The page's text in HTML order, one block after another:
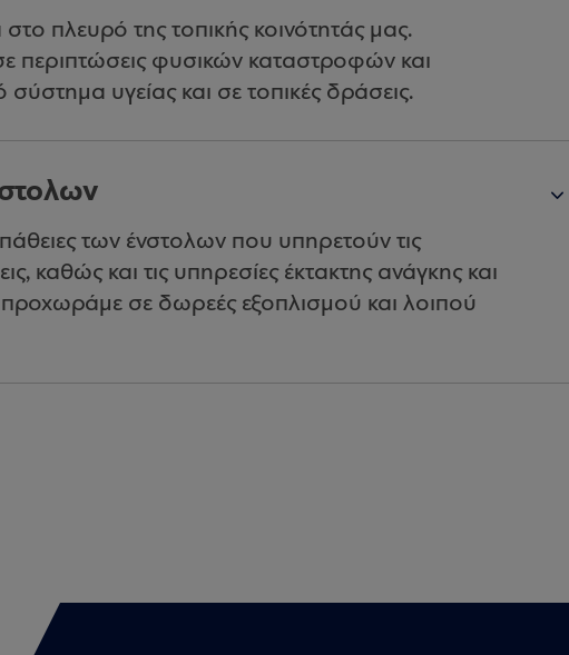
πλευρό της τοπικής κοινότητάς μας.
περιπτώσεις φυσικών καταστροφών και
υγείας και σε τοπικές δράσεις.
των ένστολων που υπηρετούν τις
καθώς και τις υπηρεσίες έκτακτης ανάγκης και
σε δωρεές εξοπλισμού και λοιπού